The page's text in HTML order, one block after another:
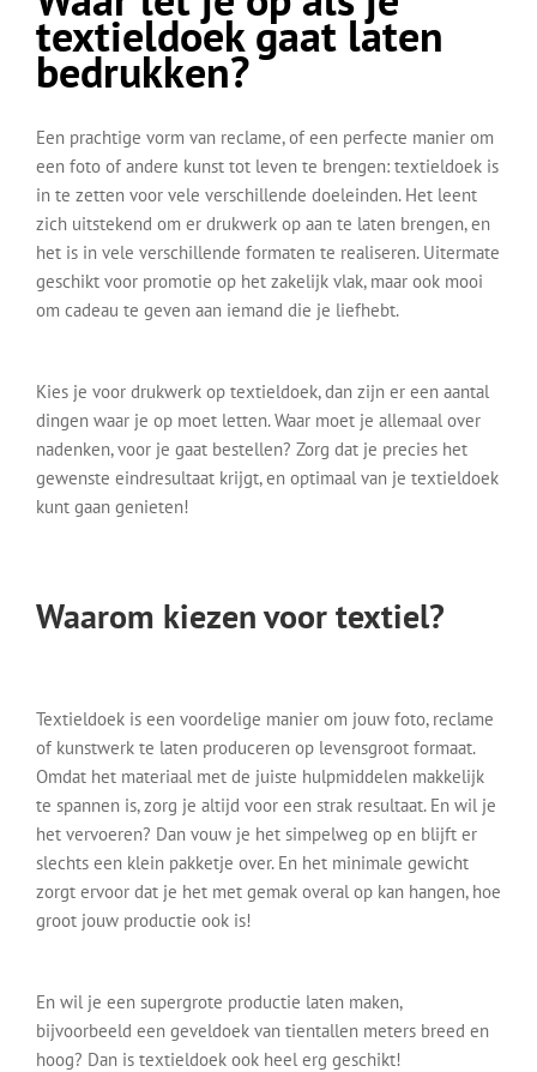
textieldoek gaat laten
bedrukken?
Een prachtige vorm van reclame, of een perfecte manier om
een foto of andere kunst tot leven te brengen: textieldoek is
in te zetten voor vele verschillende doeleinden. Het leent
zich uitstekend om er drukwerk op aan te laten brengen, en
het is in vele verschillende formaten te realiseren. Uitermate
geschikt voor promotie op het zakelijk vlak, maar ook mooi
om cadeau te geven aan iemand die je liefhebt.
Kies je voor drukwerk op textieldoek, dan zijn er een aantal
dingen waar je op moet letten. Waar moet je allemaal over
nadenken, voor je gaat bestellen? Zorg dat je precies het
gewenste eindresultaat krijgt, en optimaal van je textieldoek
kunt gaan genieten!
Waarom kiezen voor textiel?
Textieldoek is een voordelige manier om jouw foto, reclame
of kunstwerk te laten produceren op levensgroot formaat.
Omdat het materiaal met de juiste hulpmiddelen makkelijk
te spannen is, zorg je altijd voor een strak resultaat. En wil je
het vervoeren? Dan vouw je het simpelweg op en blijft er
slechts een klein pakketje over. En het minimale gewicht
zorgt ervoor dat je het met gemak overal op kan hangen, hoe
groot jouw productie ook is!
En wil je een supergrote productie laten maken,
bijvoorbeeld een geveldoek van tientallen meters breed en
hoog? Dan is textieldoek ook heel erg geschikt!